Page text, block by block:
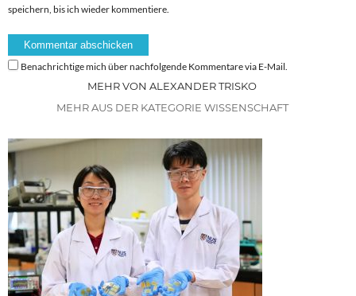
speichern, bis ich wieder kommentiere.
Benachrichtige mich über nachfolgende Kommentare via E-Mail.
MEHR VON ALEXANDER TRISKO
MEHR AUS DER KATEGORIE WISSENSCHAFT